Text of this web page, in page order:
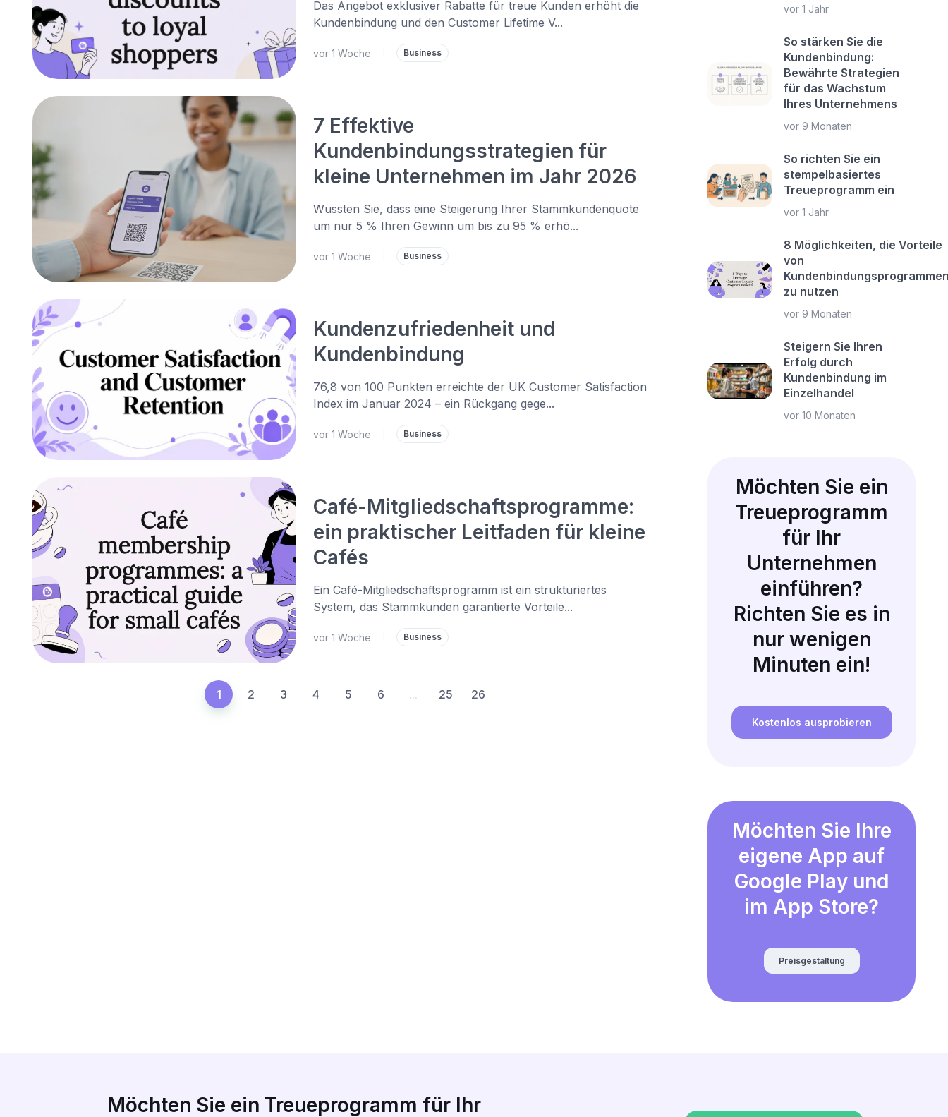
Das Angebot exklusiver Rabatte für treue Kunden erhöht die
Kundenbindung und den Customer Lifetime V...
vor 1 Woche Business
7 Effektive
Kundenbindungsstrategien für
kleine Unternehmen im Jahr 2026
Wussten Sie, dass eine Steigerung Ihrer Stammkundenquote
um nur 5 % Ihren Gewinn um bis zu 95 % erhö...
vor 1 Woche Business
Kundenzufriedenheit und
Kundenbindung
76,8 von 100 Punkten erreichte der UK Customer Satisfaction
Index im Januar 2024 – ein Rückgang gege...
vor 1 Woche Business
Café-Mitgliedschaftsprogramme:
ein praktischer Leitfaden für kleine
Cafés
Ein Café-Mitgliedschaftsprogramm ist ein strukturiertes
System, das Stammkunden garantierte Vorteile...
vor 1 Woche Business
1 2 3 4 5 6 ... 25 26
vor 1 Jahr
So stärken Sie die
Kundenbindung:
Bewährte Strategien
für das Wachstum
Ihres Unternehmens
vor 9 Monaten
So richten Sie ein
stempelbasiertes
Treueprogramm ein
vor 1 Jahr
8 Möglichkeiten, die Vorteile
von
zu nutzen
vor 9 Monaten
Steigern Sie Ihren
Erfolg durch
Kundenbindung im
Einzelhandel
vor 10 Monaten
Möchten Sie ein
Treueprogramm
für Ihr
Unternehmen
einführen?
Richten Sie es in
nur wenigen
Minuten ein!
Kostenlos ausprobieren
Möchten Sie Ihre
eigene App auf
Google Play und
im App Store?
Preisgestaltung
Möchten Sie ein Treueprogramm für Ihr